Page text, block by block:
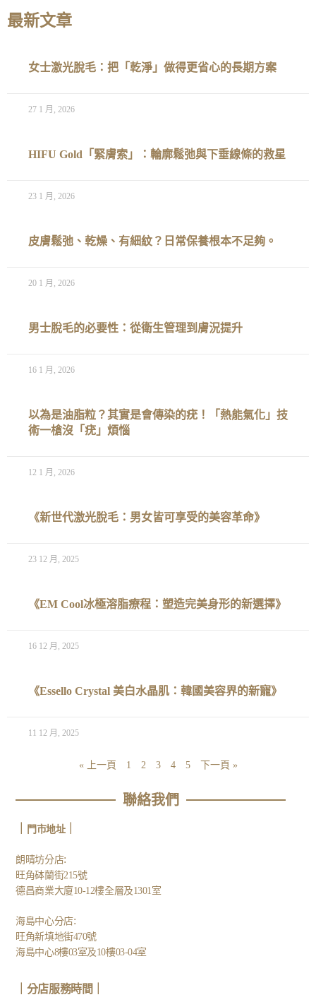
最新文章
女士激光脫毛：把「乾淨」做得更省心的長期方案
27 1 月, 2026
HIFU Gold「緊膚索」：輪廓鬆弛與下垂線條的救星
23 1 月, 2026
皮膚鬆弛、乾燥、有細紋？日常保養根本不足夠。
20 1 月, 2026
男士脫毛的必要性：從衛生管理到膚況提升
16 1 月, 2026
以為是油脂粒？其實是會傳染的疣！「熱能氣化」技
術一槍沒「疣」煩惱
12 1 月, 2026
《新世代激光脫毛：男女皆可享受的美容革命》
23 12 月, 2025
《EM Cool冰極溶脂療程：塑造完美身形的新選擇》
16 12 月, 2025
《Essello Crystal 美白水晶肌：韓國美容界的新寵》
11 12 月, 2025
« 上一頁 1 2 3 4 5 下一頁 »
聯絡我們
門市地址｜
朗晴坊分店:
旺角砵蘭街215號
德昌商業大廈10-12樓全層及1301室
海島中心分店:
旺角新填地街470號
海島中心8樓03室及10樓03-04室
｜分店服務時間｜